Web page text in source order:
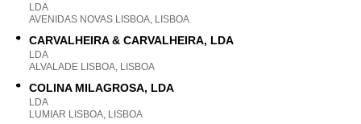
LDA
AVENIDAS NOVAS LISBOA, LISBOA
CARVALHEIRA & CARVALHEIRA, LDA
LDA
ALVALADE LISBOA, LISBOA
COLINA MILAGROSA, LDA
LDA
LUMIAR LISBOA, LISBOA